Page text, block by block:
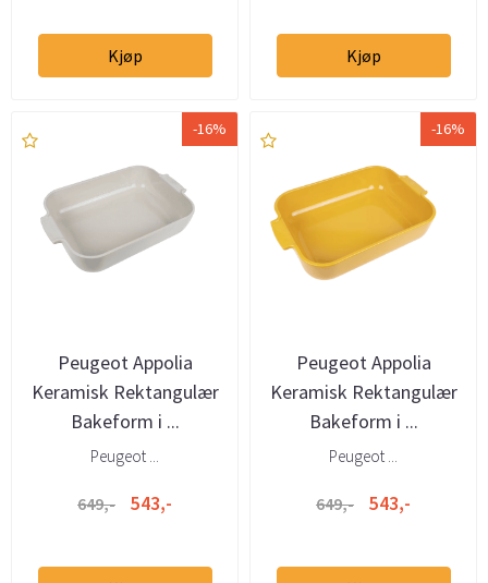
Kjøp Kjøp
-16%
Peugeot Appolia
Keramisk Rektangulær
Bakeform i ...
Peugeot ...
649,- 543,-
-16%
Peugeot Appolia
Keramisk Rektangulær
Bakeform i ...
Peugeot ...
649,- 543,-